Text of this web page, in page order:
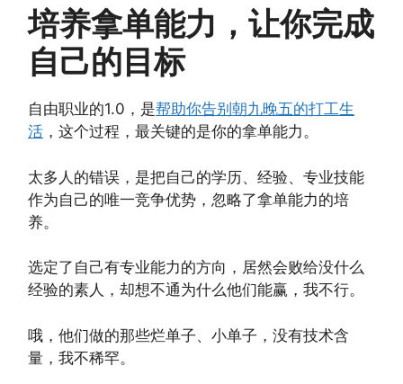
培养拿单能力，让你完成
自己的目标
自由职业的1.0，是帮助你告别朝九晚五的打工生
活 ，这个过程，最关键的是你的拿单能力。
太多人的错误，是把自己的学历、经验、专业技能
作为自己的唯一竞争优势，忽略了拿单能力的培
养。
选定了自己有专业能力的方向，居然会败给没什么
经验的素人，却想不通为什么他们能赢，我不行。
哦，他们做的那些烂单子、小单子，没有技术含
量，我不稀罕。